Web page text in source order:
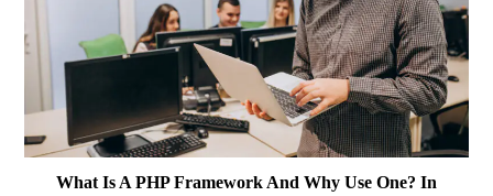
What Is A PHP Framework And Why Use One? In